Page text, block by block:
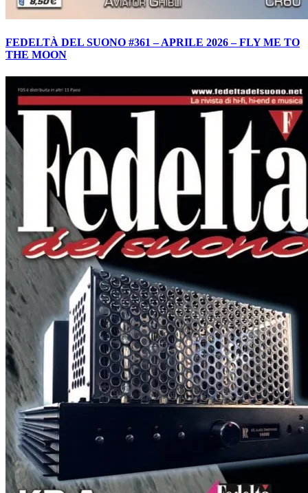
FEDELTÀ DEL SUONO #361 – APRILE 2026 – FLY ME TO
THE MOON